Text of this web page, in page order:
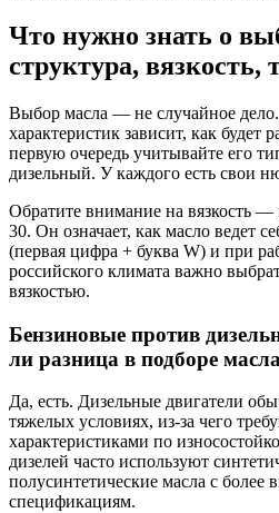
Что нужно знать о
структура, вязкость,
Выбор масла — не случайное
характеристик зависит, как будет
первую очередь учитывайте его
дизельный. У каждого есть свои
Обратите внимание на вязкость —
30. Он означает, как масло ведет
(первая цифра + буква W) и при
российского климата важно
вязкостью.
Бензиновые против
ли разница в подборе
Да, есть. Дизельные двигатели
тяжелых условиях, из-за чего
характеристиками по
дизелей часто используют
полусинтетические масла с
спецификациям.